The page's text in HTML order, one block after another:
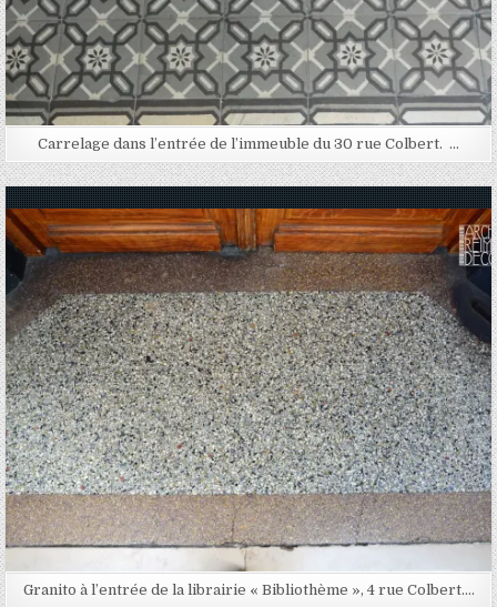
Carrelage dans l’entrée de l’immeuble du 30 rue Colbert. …
Posted in
Granito à l’entrée de la librairie « Bibliothème », 4 rue Colbert….